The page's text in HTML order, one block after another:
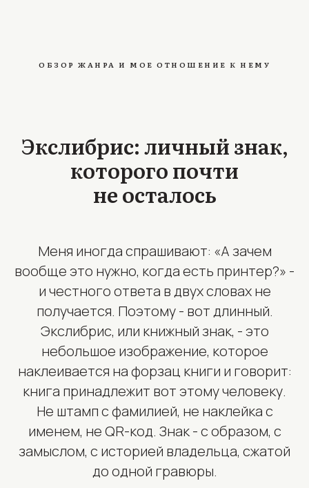
ОБЗОР ЖАНРА И МОЕ ОТНОШЕНИЕ К НЕМУ
Экслибрис: личный знак,
которого почти
не осталось
Меня иногда спрашивают: «А зачем
вообще это нужно, когда есть принтер?» -
и честного ответа в двух словах не
получается. Поэтому - вот длинный.
Экслибрис, или книжный знак, - это
небольшое изображение, которое
наклеивается на форзац книги и говорит:
книга принадлежит вот этому человеку.
Не штамп с фамилией, не наклейка с
именем, не QR-код. Знак - с образом, с
замыслом, с историей владельца, сжатой
до одной гравюры.